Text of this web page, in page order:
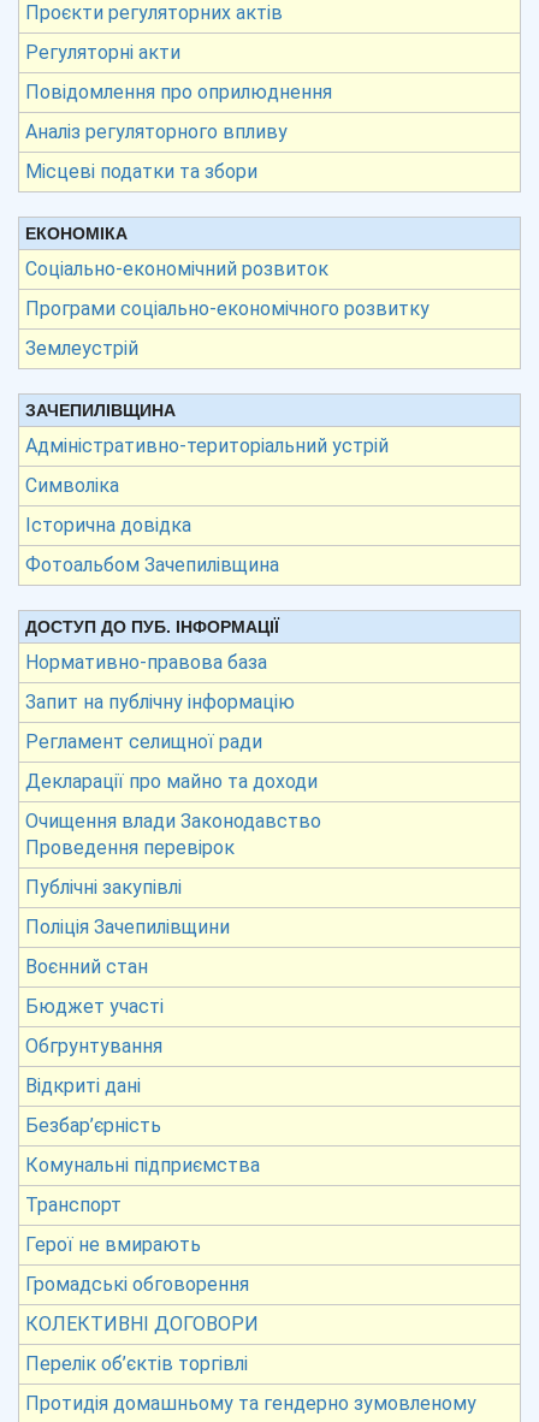
Проєкти регуляторних актів
Регуляторні акти
Повідомлення про оприлюднення
Аналіз регуляторного впливу
Місцеві податки та збори
ЕКОНОМІКА
Соціально-економічний розвиток
Програми соціально-економічного розвитку
Землеустрій
ЗАЧЕПИЛІВЩИНА
Адміністративно-територіальний устрій
Символіка
Історична довідка
Фотоальбом Зачепилівщина
ДОСТУП ДО ПУБ. ІНФОРМАЦІЇ
Нормативно-правова база
Запит на публічну інформацію
Регламент селищної ради
Декларації про майно та доходи
Очищення влади Законодавство
Проведення перевірок
Публічні закупівлі
Поліція Зачепилівщини
Воєнний стан
Бюджет участі
Обгрунтування
Відкриті дані
Безбар’єрність
Комунальні підприємства
Транспорт
Герої не вмирають
Громадські обговорення
КОЛЕКТИВНІ ДОГОВОРИ
Перелік об’єктів торгівлі
Протидія домашньому та гендерно зумовленому